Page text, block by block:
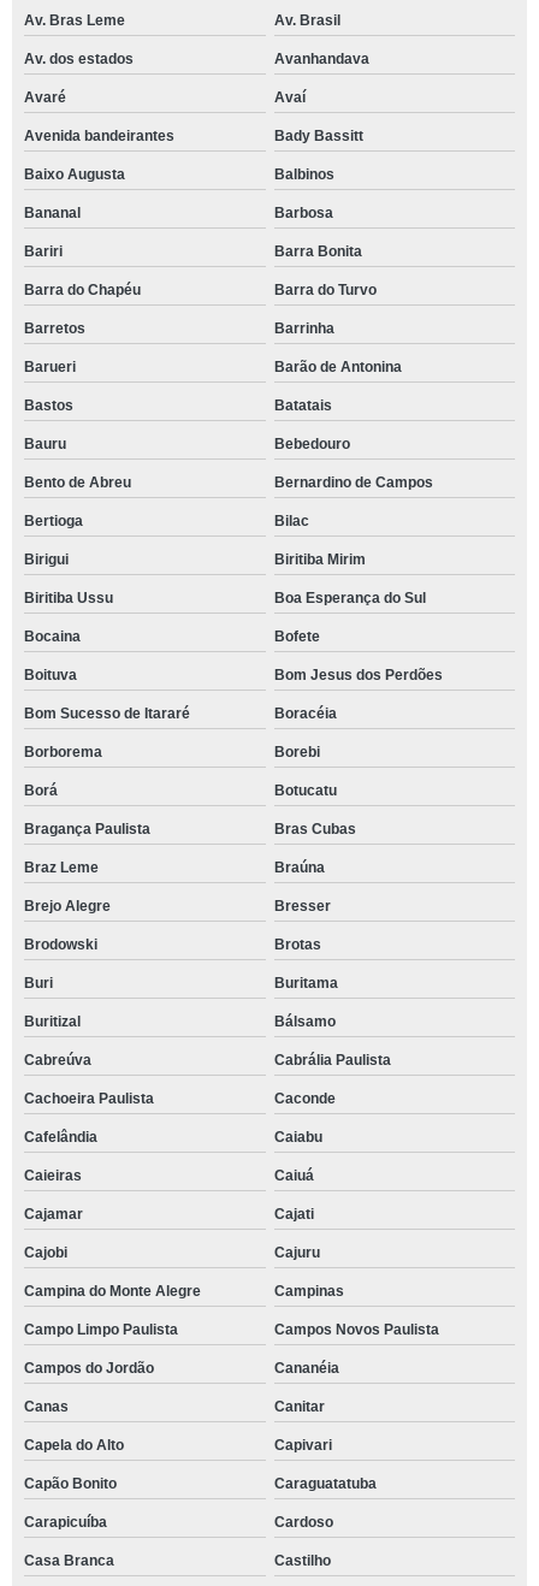
Av. Bras Leme Av. Brasil
Av. dos estados Avanhandava
Avaré Avaí
Avenida bandeirantes Bady Bassitt
Baixo Augusta Balbinos
Bananal Barbosa
Bariri Barra Bonita
Barra do Chapéu Barra do Turvo
Barretos Barrinha
Barueri Barão de Antonina
Bastos Batatais
Bauru Bebedouro
Bento de Abreu Bernardino de Campos
Bertioga Bilac
Birigui Biritiba Mirim
Biritiba Ussu Boa Esperança do Sul
Bocaina Bofete
Boituva Bom Jesus dos Perdões
Bom Sucesso de Itararé Boracéia
Borborema Borebi
Borá Botucatu
Bragança Paulista Bras Cubas
Braz Leme Braúna
Brejo Alegre Bresser
Brodowski Brotas
Buri Buritama
Buritizal Bálsamo
Cabreúva Cabrália Paulista
Cachoeira Paulista Caconde
Cafelândia Caiabu
Caieiras Caiuá
Cajamar Cajati
Cajobi Cajuru
Campina do Monte Alegre Campinas
Campo Limpo Paulista Campos Novos Paulista
Campos do Jordão Cananéia
Canas Canitar
Capela do Alto Capivari
Capão Bonito Caraguatatuba
Carapicuíba Cardoso
Casa Branca Castilho